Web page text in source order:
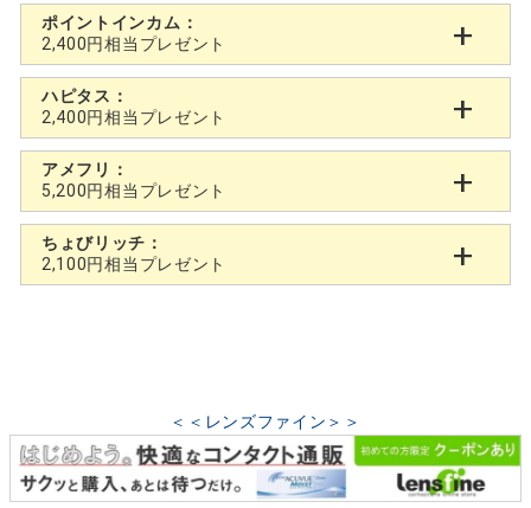
ポイントインカム：
2,400円相当プレゼント
ハピタス：
2,400円相当プレゼント
アメフリ：
5,200円相当プレゼント
ちょびリッチ：
2,100円相当プレゼント
＜＜レンズファイン＞＞